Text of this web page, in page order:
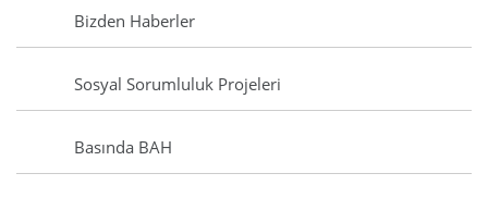
Bizden Haberler
Sosyal Sorumluluk Projeleri
Basında BAH